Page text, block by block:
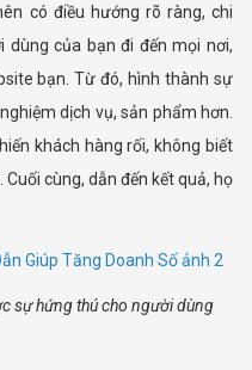
có điều hướng rõ ràng, chi
của bạn đi đến mọi nơi,
bạn. Từ đó, hình thành sự
dịch vụ, sản phẩm hơn.
khách hàng rối, không biết
cùng, dẫn đến kết quả, họ
sự hứng thú cho người dùng